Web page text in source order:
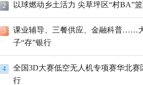
2 以球燃动乡土活力 尖草坪区“村BA”
3
课业辅导、三餐供应、金融科普……
子“存”银行
4
全国3D大赛低空无人机专项赛华北赛
行